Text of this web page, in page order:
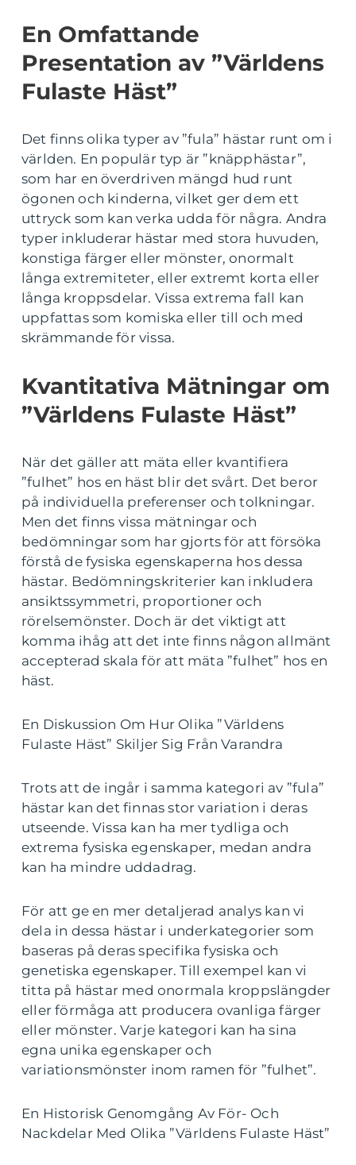
En Omfattande
Presentation av ”Världens
Fulaste Häst”
Det finns olika typer av ”fula” hästar runt om i
världen. En populär typ är ”knäpphästar”,
som har en överdriven mängd hud runt
ögonen och kinderna, vilket ger dem ett
uttryck som kan verka udda för några. Andra
typer inkluderar hästar med stora huvuden,
konstiga färger eller mönster, onormalt
långa extremiteter, eller extremt korta eller
långa kroppsdelar. Vissa extrema fall kan
uppfattas som komiska eller till och med
skrämmande för vissa.
Kvantitativa Mätningar om
”Världens Fulaste Häst”
När det gäller att mäta eller kvantifiera
”fulhet” hos en häst blir det svårt. Det beror
på individuella preferenser och tolkningar.
Men det finns vissa mätningar och
bedömningar som har gjorts för att försöka
förstå de fysiska egenskaperna hos dessa
hästar. Bedömningskriterier kan inkludera
ansiktssymmetri, proportioner och
rörelsemönster. Doch är det viktigt att
komma ihåg att det inte finns någon allmänt
accepterad skala för att mäta ”fulhet” hos en
häst.
En Diskussion Om Hur Olika ”Världens
Fulaste Häst” Skiljer Sig Från Varandra
Trots att de ingår i samma kategori av ”fula”
hästar kan det finnas stor variation i deras
utseende. Vissa kan ha mer tydliga och
extrema fysiska egenskaper, medan andra
kan ha mindre uddadrag.
För att ge en mer detaljerad analys kan vi
dela in dessa hästar i underkategorier som
baseras på deras specifika fysiska och
genetiska egenskaper. Till exempel kan vi
titta på hästar med onormala kroppslängder
eller förmåga att producera ovanliga färger
eller mönster. Varje kategori kan ha sina
egna unika egenskaper och
variationsmönster inom ramen för ”fulhet”.
En Historisk Genomgång Av För- Och
Nackdelar Med Olika ”Världens Fulaste Häst”